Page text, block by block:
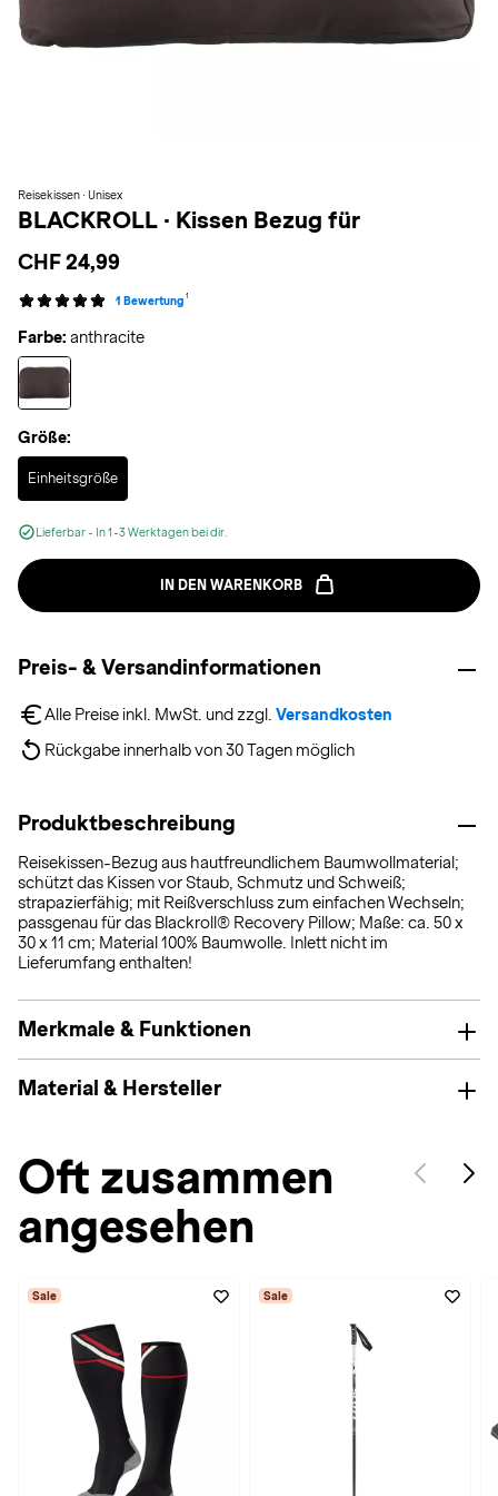
Reisekissen · Unisex
BLACKROLL · Kissen Bezug für
CHF 24,99
1 Bewertung 1
Farbe: anthracite
Größe:
Einheitsgröße
Selected
Lieferbar - In 1-3 Werktagen bei dir.
IN DEN WARENKORB
Preis- & Versandinformationen
Alle Preise inkl. MwSt. und zzgl. Versandkosten
Rückgabe innerhalb von 30 Tagen möglich
Produktbeschreibung
Reisekissen-Bezug aus hautfreundlichem Baumwollmaterial;
schützt das Kissen vor Staub, Schmutz und Schweiß;
strapazierfähig; mit Reißverschluss zum einfachen Wechseln;
passgenau für das Blackroll® Recovery Pillow; Maße: ca. 50 x
30 x 11 cm; Material 100% Baumwolle. Inlett nicht im
Lieferumfang enthalten!
Merkmale & Funktionen
Material & Hersteller
Oft zusammen
angesehen
Sale Sale